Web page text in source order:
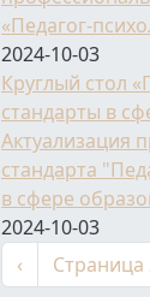
«Педагог-
2024-10-03
Круглый стол
стандарты в
Актуализация
стандарта
в сфере
2024-10-03
←‹ Страница